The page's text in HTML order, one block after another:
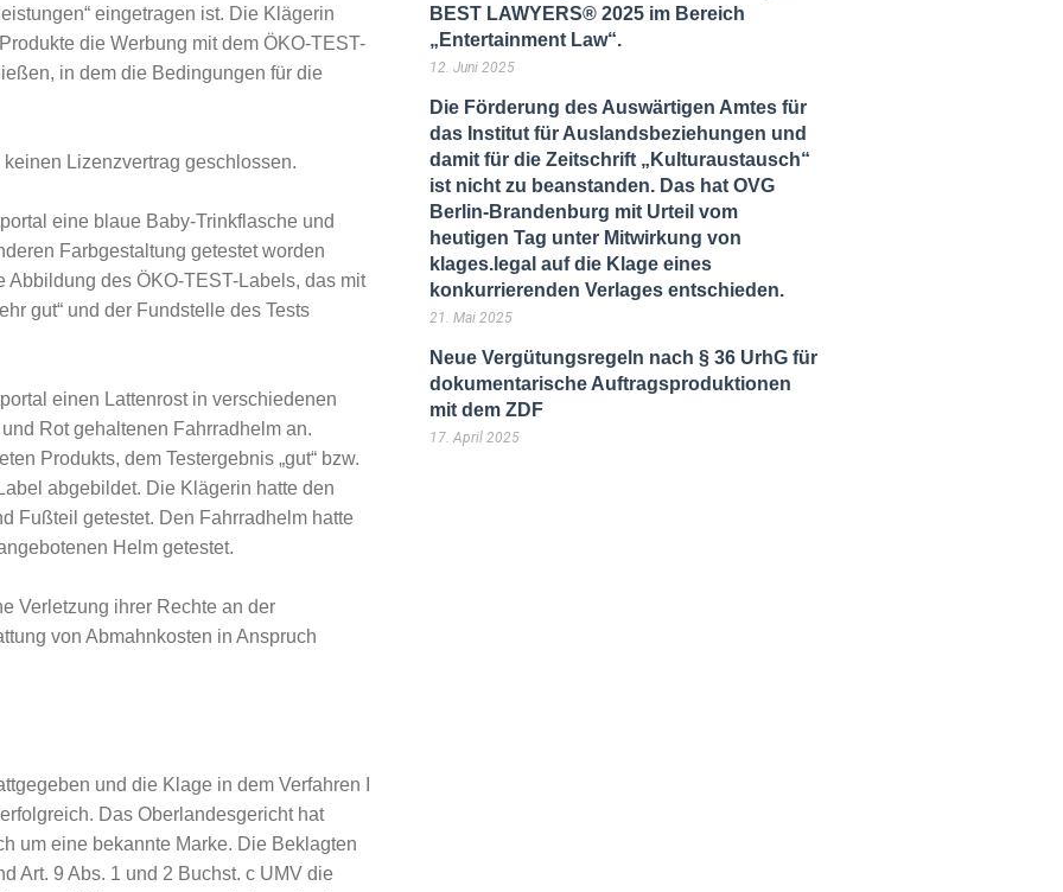
eingetragen ist. Die Klägerin
die Werbung mit dem ÖKO-TEST-
in dem die Bedingungen für die
Lizenzvertrag geschlossen.
eine blaue Baby-Trinkflasche und
Farbgestaltung getestet worden
des ÖKO-TEST-Labels, das mit
gut“ und der Fundstelle des Tests
einen Lattenrost in verschiedenen
Rot gehaltenen Fahrradhelm an.
Produkts, dem Testergebnis „gut“ bzw.
abgebildet. Die Klägerin hatte den
Fußteil getestet. Den Fahrradhelm hatte
Helm getestet.
Verletzung ihrer Rechte an der
von Abmahnkosten in Anspruch
und die Klage in dem Verfahren I
Das Oberlandesgericht hat
um eine bekannte Marke. Die Beklagten
Art. 9 Abs. 1 und 2 Buchst. c UMV die
BEST LAWYERS® 2025 im Bereich
„Entertainment Law“.
12. Juni 2025
Die Förderung des Auswärtigen Amtes für
das Institut für Auslandsbeziehungen und
damit für die Zeitschrift „Kulturaustausch“
ist nicht zu beanstanden. Das hat OVG
Berlin-Brandenburg mit Urteil vom
heutigen Tag unter Mitwirkung von
klages.legal auf die Klage eines
konkurrierenden Verlages entschieden.
21. Mai 2025
Neue Vergütungsregeln nach § 36 UrhG für
dokumentarische Auftragsproduktionen
mit dem ZDF
17. April 2025